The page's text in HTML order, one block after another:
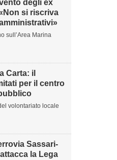
degli ex
si riscriva
sull’Area Marina
Carta: il
per il centro
volontariato locale
Sassari-
la Lega